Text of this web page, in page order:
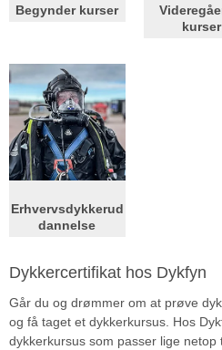
Begynder kurser
kurser
Erhvervsdykkerud
dannelse
Dykkercertifikat hos Dykfyn
Går du og drømmer om at prøve
og få taget et dykkerkursus. Hos
dykkerkursus som passer lige